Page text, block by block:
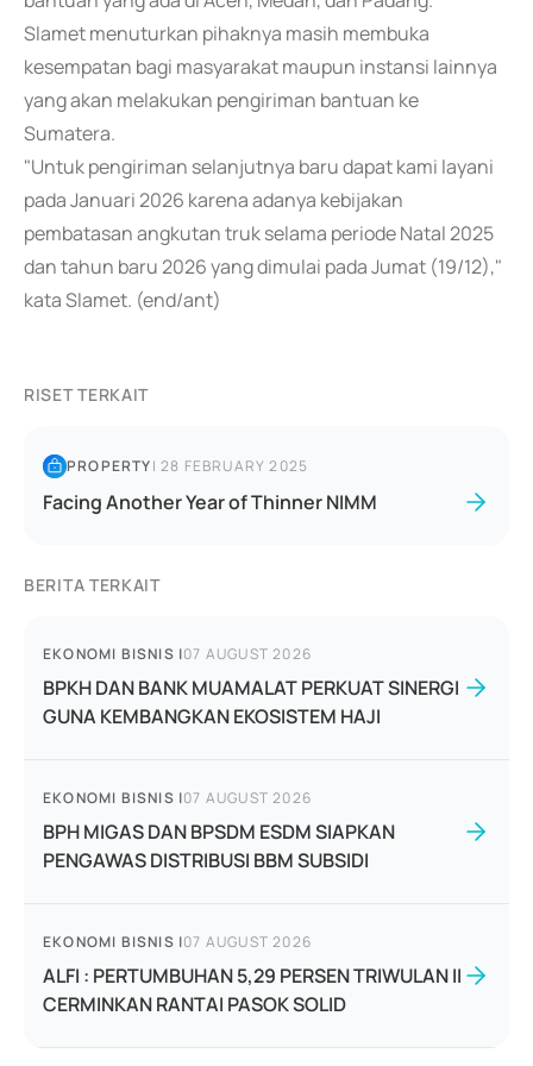
Slamet menuturkan pihaknya masih membuka
kesempatan bagi masyarakat maupun instansi lainnya
yang akan melakukan pengiriman bantuan ke
Sumatera.
"Untuk pengiriman selanjutnya baru dapat kami layani
pada Januari 2026 karena adanya kebijakan
pembatasan angkutan truk selama periode Natal 2025
dan tahun baru 2026 yang dimulai pada Jumat (19/12),"
kata Slamet. (end/ant)
RISET TERKAIT
PROPERTY|28 FEBRUARY 2025
Facing Another Year of Thinner NIMM
BERITA TERKAIT
EKONOMI BISNIS |07 AUGUST 2026
BPKH DAN BANK MUAMALAT PERKUAT SINERGI
GUNA KEMBANGKAN EKOSISTEM HAJI
EKONOMI BISNIS |07 AUGUST 2026
BPH MIGAS DAN BPSDM ESDM SIAPKAN
PENGAWAS DISTRIBUSI BBM SUBSIDI
EKONOMI BISNIS |07 AUGUST 2026
ALFI : PERTUMBUHAN 5,29 PERSEN TRIWULAN II
CERMINKAN RANTAI PASOK SOLID